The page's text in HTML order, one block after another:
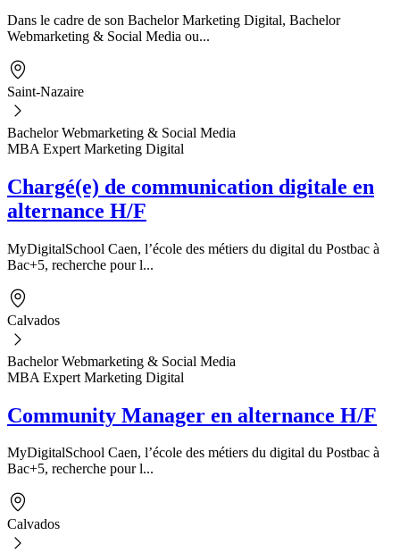
Dans le cadre de son Bachelor Marketing Digital, Bachelor
Webmarketing & Social Media ou...
Saint-Nazaire
Bachelor Webmarketing & Social Media
MBA Expert Marketing Digital
Chargé(e) de communication digitale en
alternance H/F
MyDigitalSchool Caen, l’école des métiers du digital du Postbac à
Bac+5, recherche pour l...
Calvados
Bachelor Webmarketing & Social Media
MBA Expert Marketing Digital
Community Manager en alternance H/F
MyDigitalSchool Caen, l’école des métiers du digital du Postbac à
Bac+5, recherche pour l...
Calvados